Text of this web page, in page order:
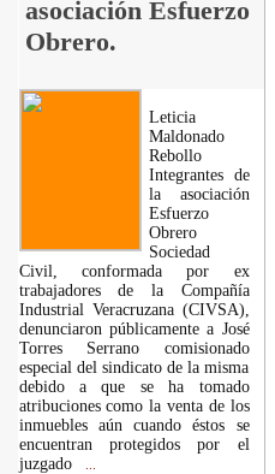
asociación Esfuerzo
Obrero.
Leticia
Maldonado
Rebollo
Integrantes de
la asociación
Esfuerzo
Obrero
Sociedad
Civil, conformada por ex
trabajadores de la Compañía
Industrial Veracruzana (CIVSA),
denunciaron públicamente a José
Torres Serrano comisionado
especial del sindicato de la misma
debido a que se ha tomado
atribuciones como la venta de los
inmuebles aún cuando éstos se
encuentran protegidos por el
juzgado